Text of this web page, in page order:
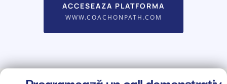
ACCESEAZA PLATFORMA
WWW.COACHONPATH.COM